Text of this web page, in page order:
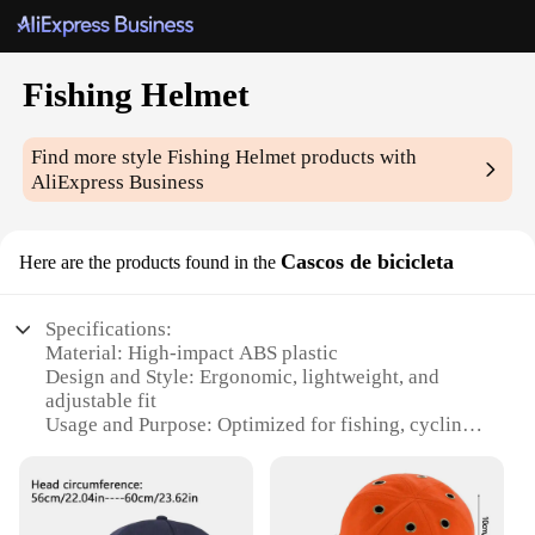
Fishing Helmet
Find more styleFishing Helmet products with
AliExpress Business
Here are the products found in the Cascos de bicicleta
Specifications:
Material: High-impact ABS plastic
Design and Style: Ergonomic, lightweight, and
adjustable fit
Usage and Purpose: Optimized for fishing, cycling,
Performance and Property: CE certified for safety
and durability
Parts and Accessories: Includes a detachable visor